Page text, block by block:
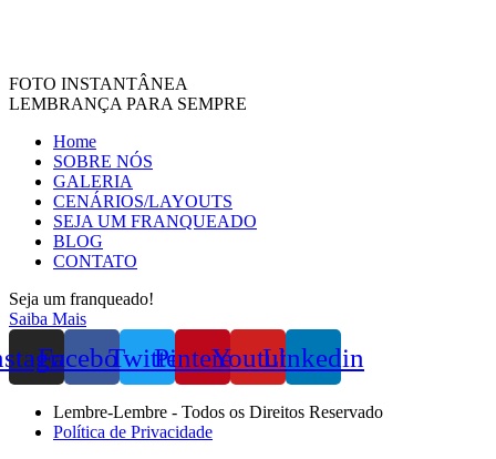
FOTO INSTANTÂNEA
LEMBRANÇA PARA SEMPRE
Home
SOBRE NÓS
GALERIA
CENÁRIOS/LAYOUTS
SEJA UM FRANQUEADO
BLOG
CONTATO
Seja um franqueado!
Saiba Mais
FacebookTwitterPinterestYoutubeLinkedin
Lembre-Lembre - Todos os Direitos Reservado
Política de Privacidade